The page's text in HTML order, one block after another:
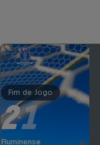
Fim de Jogo
2-1
Fluminense